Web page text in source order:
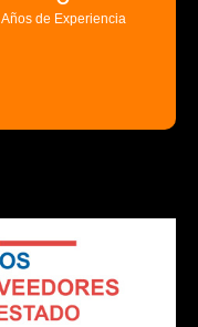
Años de Experiencia